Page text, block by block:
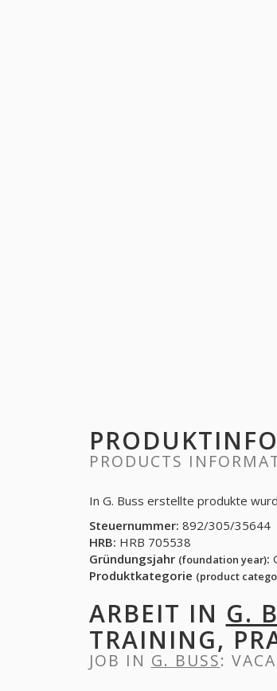
PRODUCTS
In G. Buss erstellte produkte
Steuernummer: 892/305/35644
HRB: HRB 705538
Gründungsjahr (foundation year):
Produktkategorie (product
ARBEIT IN G.
TRAINING,
JOB IN G. BUSS: